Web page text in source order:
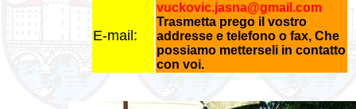
E-mail:
vuckovic.jasna@gmail.com
Trasmetta prego il vostro
addresse e telefono o fax, Che
possiamo metterseli in contatto
con voi.